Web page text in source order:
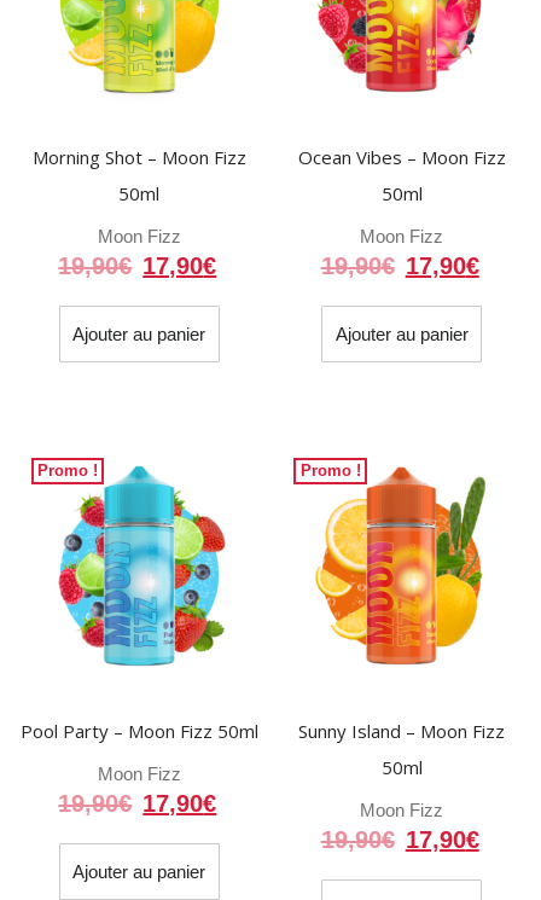
Morning Shot – Moon Fizz
50ml
Moon Fizz
19,90€ Le
initial
était :
17,90€
est :
Ajouter au panier
Ocean Vibes – Moon Fizz
50ml
Moon Fizz
19,90€ Le
initial
était :
17,90€
est :
Ajouter au panier
Promo !
Pool Party – Moon Fizz 50ml
Moon Fizz
19,90€ Le
initial
était :
17,90€
est :
Ajouter au panier
Promo !
Sunny Island – Moon Fizz
50ml
Moon Fizz
19,90€ Le
17,90€